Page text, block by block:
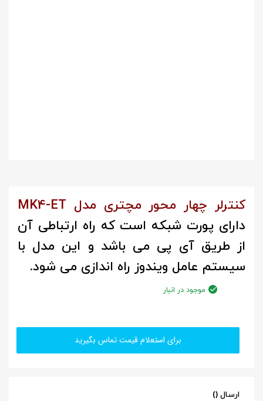
کنترلر چهار محور مچتری مدل MK4-ET
دارای پورت شبکه است که راه ارتباطی آن
از طریق آی پی می باشد و این مدل با
سیستم عامل ویندوز راه اندازی می شود.
موجود در انبار
برای استعلام قیمت تماس بگیرید
ارسال ()